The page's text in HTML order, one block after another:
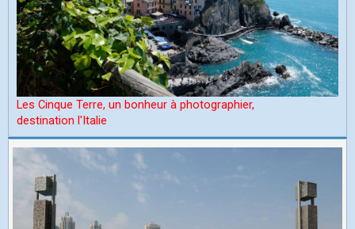
Les Cinque Terre, un bonheur à photographier,
destination l'Italie